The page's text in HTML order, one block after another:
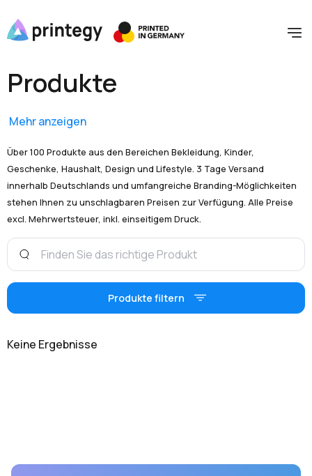
Produkte
Mehr anzeigen
Über 100 Produkte aus den Bereichen Bekleidung, Kinder,
Geschenke, Haushalt, Design und Lifestyle. 3 Tage Versand
innerhalb Deutschlands und umfangreiche Branding-Möglichkeiten
stehen Ihnen zu unschlagbaren Preisen zur Verfügung. Alle Preise
excl. Mehrwertsteuer, inkl. einseitigem Druck.
Produkte filtern
Keine Ergebnisse